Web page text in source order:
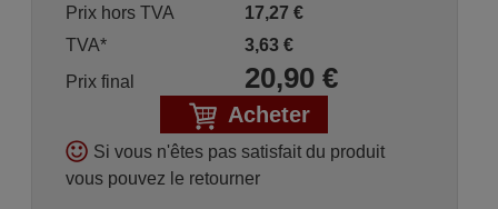
Prix hors TVA
17,27 €
TVA*
3,63€
Prix final
20,90€
Acheter
Si vous n'êtes pas satisfait du produit
vous pouvez le retourner